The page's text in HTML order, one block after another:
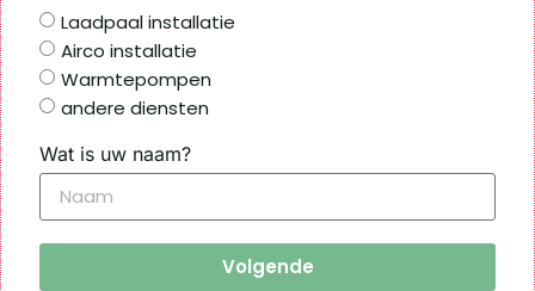
Laadpaal installatie
Airco installatie
Warmtepompen
andere diensten
Wat is uw naam?
Volgende